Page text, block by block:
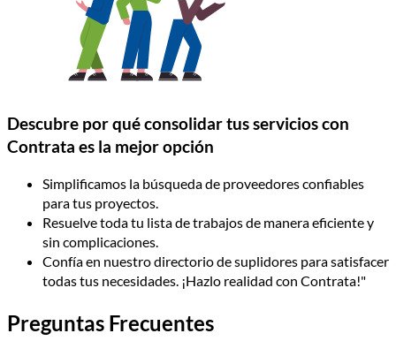
Descubre por qué consolidar tus servicios con
Contrata es la mejor opción
Simplificamos la búsqueda de proveedores confiables
para tus proyectos.
Resuelve toda tu lista de trabajos de manera eficiente y
sin complicaciones.
Confía en nuestro directorio de suplidores para satisfacer
todas tus necesidades. ¡Hazlo realidad con Contrata!"
Preguntas Frecuentes